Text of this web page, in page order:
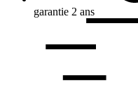
garantie 2 ans